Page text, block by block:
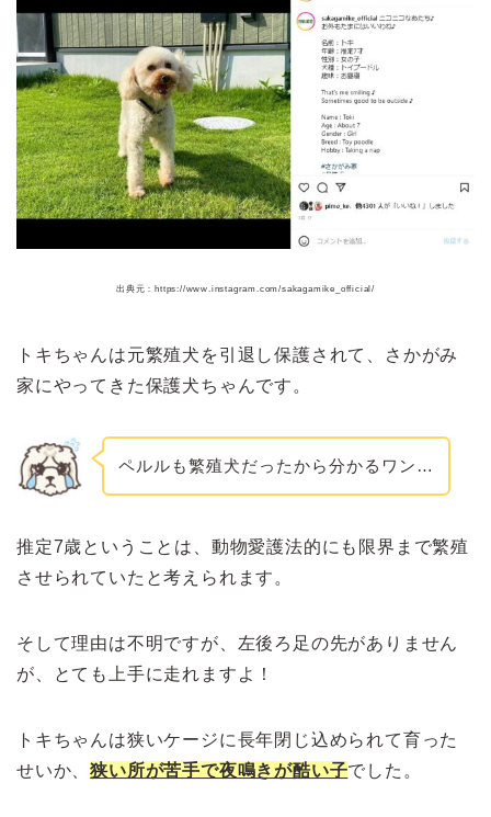
出典元：https://www.instagram.com/sakagamike_official/
トキちゃんは元繁殖犬を引退し保護されて、さかがみ
家にやってきた保護犬ちゃんです。
ペルルも繁殖犬だったから分かるワン…
推定7歳ということは、動物愛護法的にも限界まで繁殖
させられていたと考えられます。
そして理由は不明ですが、左後ろ足の先がありません
が、とても上手に走れますよ！
トキちゃんは狭いケージに長年閉じ込められて育った
せいか、狭い所が苦手で夜鳴きが酷い子でした。